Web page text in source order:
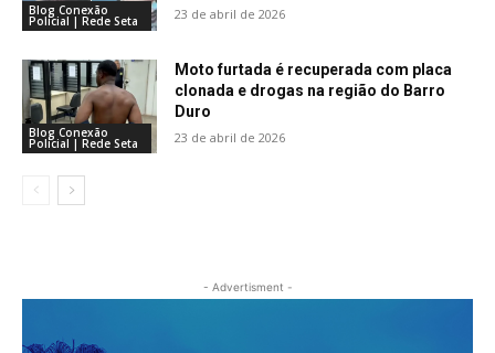
Blog Conexão
Policial | Rede Seta 23 de abril de 2026
Blog Conexão
Policial | Rede Seta
Moto furtada é recuperada com placa
clonada e drogas na região do Barro
Duro
23 de abril de 2026
- Advertisment -